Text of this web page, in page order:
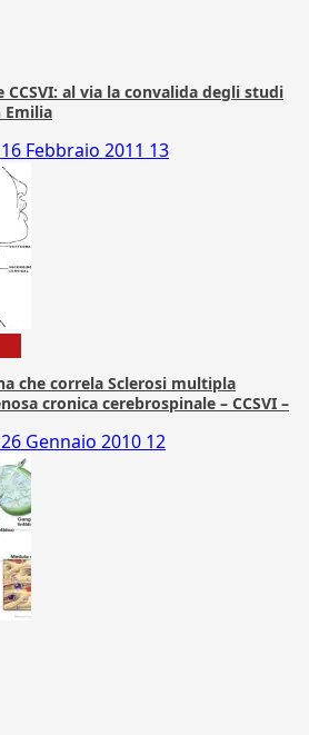
CCSVI: al via la convalida degli studi
Emilia
16 Febbraio 2011 13
che correla Sclerosi multipla
cronica cerebrospinale – CCSVI –
26 Gennaio 2010 12